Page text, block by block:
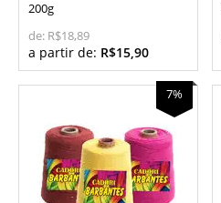
200g
de: R$18,89
a partir de: R$15,90
7%